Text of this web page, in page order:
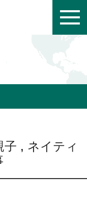
子 , ネイティ